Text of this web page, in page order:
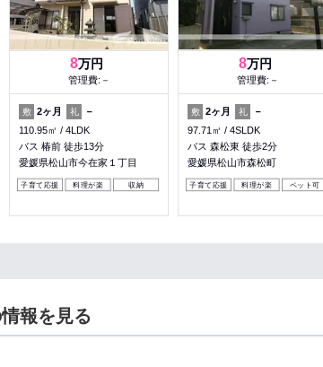
8万円
管理費:－
敷 2ヶ月 礼
－
110.95㎡
4LDK
バス 椿前 徒歩13分
愛媛県松山市今在家１丁目
子育て応援 料理が楽 収納
8万円
管理費:－
敷 2ヶ月 礼
－
97.71㎡
4SLDK
バス 森松東 徒歩2分
愛媛県松山市森松町
子育て応援 料理が楽 ペット可
報を見る